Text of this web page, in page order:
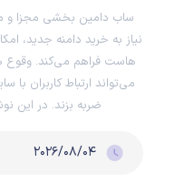
ساب دامین بخشی مجزا و
نیاز به خرید دامنه جدید،
هاست فراهم می‌کند. وقوع
می‌تواند ارتباط کاربران
ضربه بزند. در این
۲۰۲۶/۰۸/۰۴